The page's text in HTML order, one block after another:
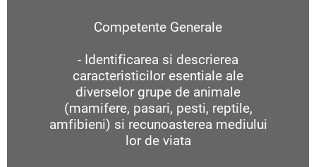
Competente Generale
- Identificarea si descrierea
caracteristicilor esentiale ale
diverselor grupe de animale
(mamifere, pasari, pesti, reptile,
amfibieni) si recunoasterea mediului
lor de viata